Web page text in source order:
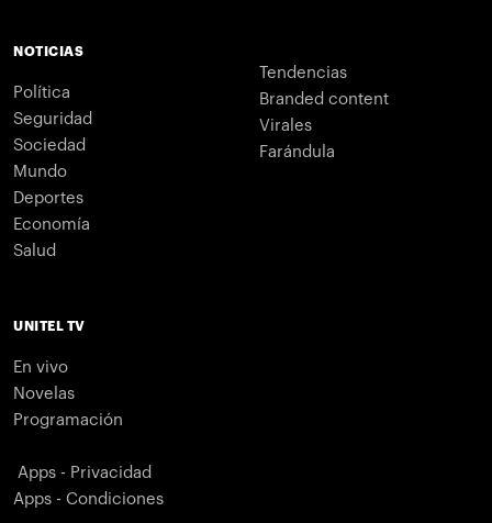
NOTICIAS
Política
Seguridad
Sociedad
Mundo
Deportes
Economía
Salud
Tendencias
Branded content
Virales
Farándula
UNITEL TV
En vivo
Novelas
Programación
Apps - Privacidad
Apps - Condiciones